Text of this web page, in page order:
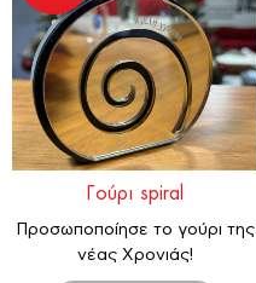
Γούρι spiral
Προσωποποίησε το γούρι της
νέας Χρονιάς!